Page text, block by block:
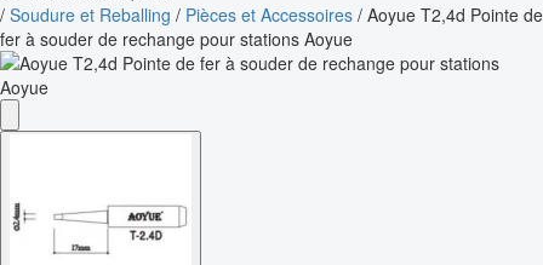
/ Soudure et Reballing / Pièces et Accessoires / Aoyue T2,4d Pointe de
fer à souder de rechange pour stations Aoyue